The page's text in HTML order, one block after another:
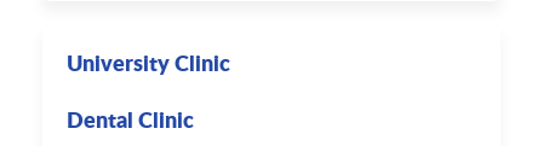
University Clinic
Dental Clinic